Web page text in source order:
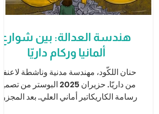
هندسة العدالة: بين شوارع
ألمانيا وركام داريّا
حنان اللكّود، مهندسة مدنية وناشطة لاعنفية
من داريّا. حزيران 2025 البوستر من تصميم
رسامة الكاريكاتير أماني العلي. بعد المجزرة،